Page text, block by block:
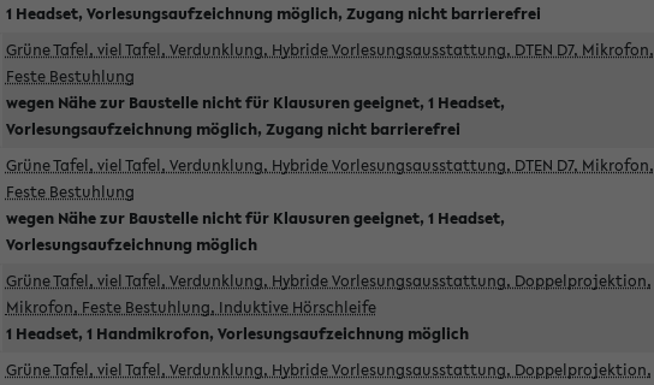
1 Headset, Vorlesungsaufzeichnung möglich, Zugang nicht barrierefrei
Grüne Tafel, viel Tafel, Verdunklung, Hybride Vorlesungsausstattung, DTEN D7, Mikrofon,
Feste Bestuhlung
wegen Nähe zur Baustelle nicht für Klausuren geeignet, 1 Headset,
Vorlesungsaufzeichnung möglich, Zugang nicht barrierefrei
Grüne Tafel, viel Tafel, Verdunklung, Hybride Vorlesungsausstattung, DTEN D7, Mikrofon,
Feste Bestuhlung
wegen Nähe zur Baustelle nicht für Klausuren geeignet, 1 Headset,
Vorlesungsaufzeichnung möglich
Grüne Tafel, viel Tafel, Verdunklung, Hybride Vorlesungsausstattung, Doppelprojektion,
Mikrofon, Feste Bestuhlung, Induktive Hörschleife
1 Headset, 1 Handmikrofon, Vorlesungsaufzeichnung möglich
Grüne Tafel, viel Tafel, Verdunklung, Hybride Vorlesungsausstattung, Doppelprojektion,